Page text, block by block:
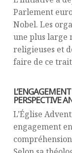
Parlement
Nobel. Les
une plus large
religieuses et
faire de ce
PERSPECTIVE
L’Église
engagement